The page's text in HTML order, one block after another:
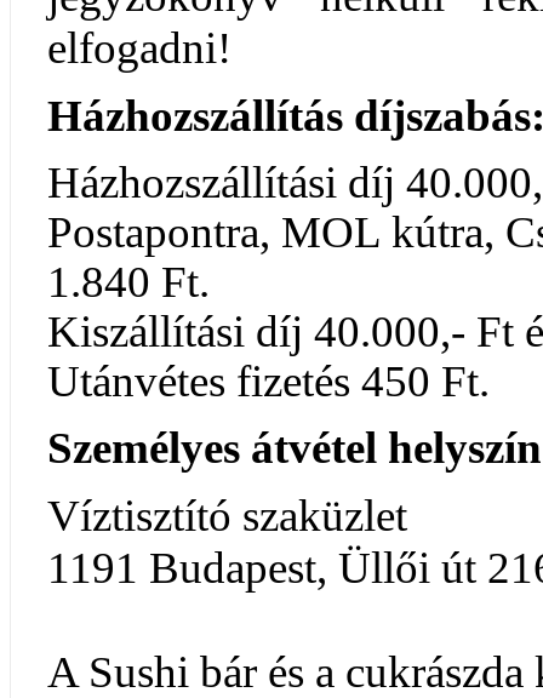
elfogadni!
Házhozszállítás
Házhozszállítási díj
Postapontra, MOL kútra,
1.840 Ft.
Kiszállítási díj 40.000,- Ft
Utánvétes fizetés 450 Ft.
Személyes átvétel
Víztisztító szaküzlet
1191 Budapest, Üllői út
A Sushi bár és a cukrászda